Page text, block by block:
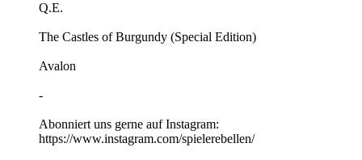
Q.E.
The Castles of Burgundy (Special Edition)
Avalon
-
Abonniert uns gerne auf Instagram:
https://www.instagram.com/spielerebellen/